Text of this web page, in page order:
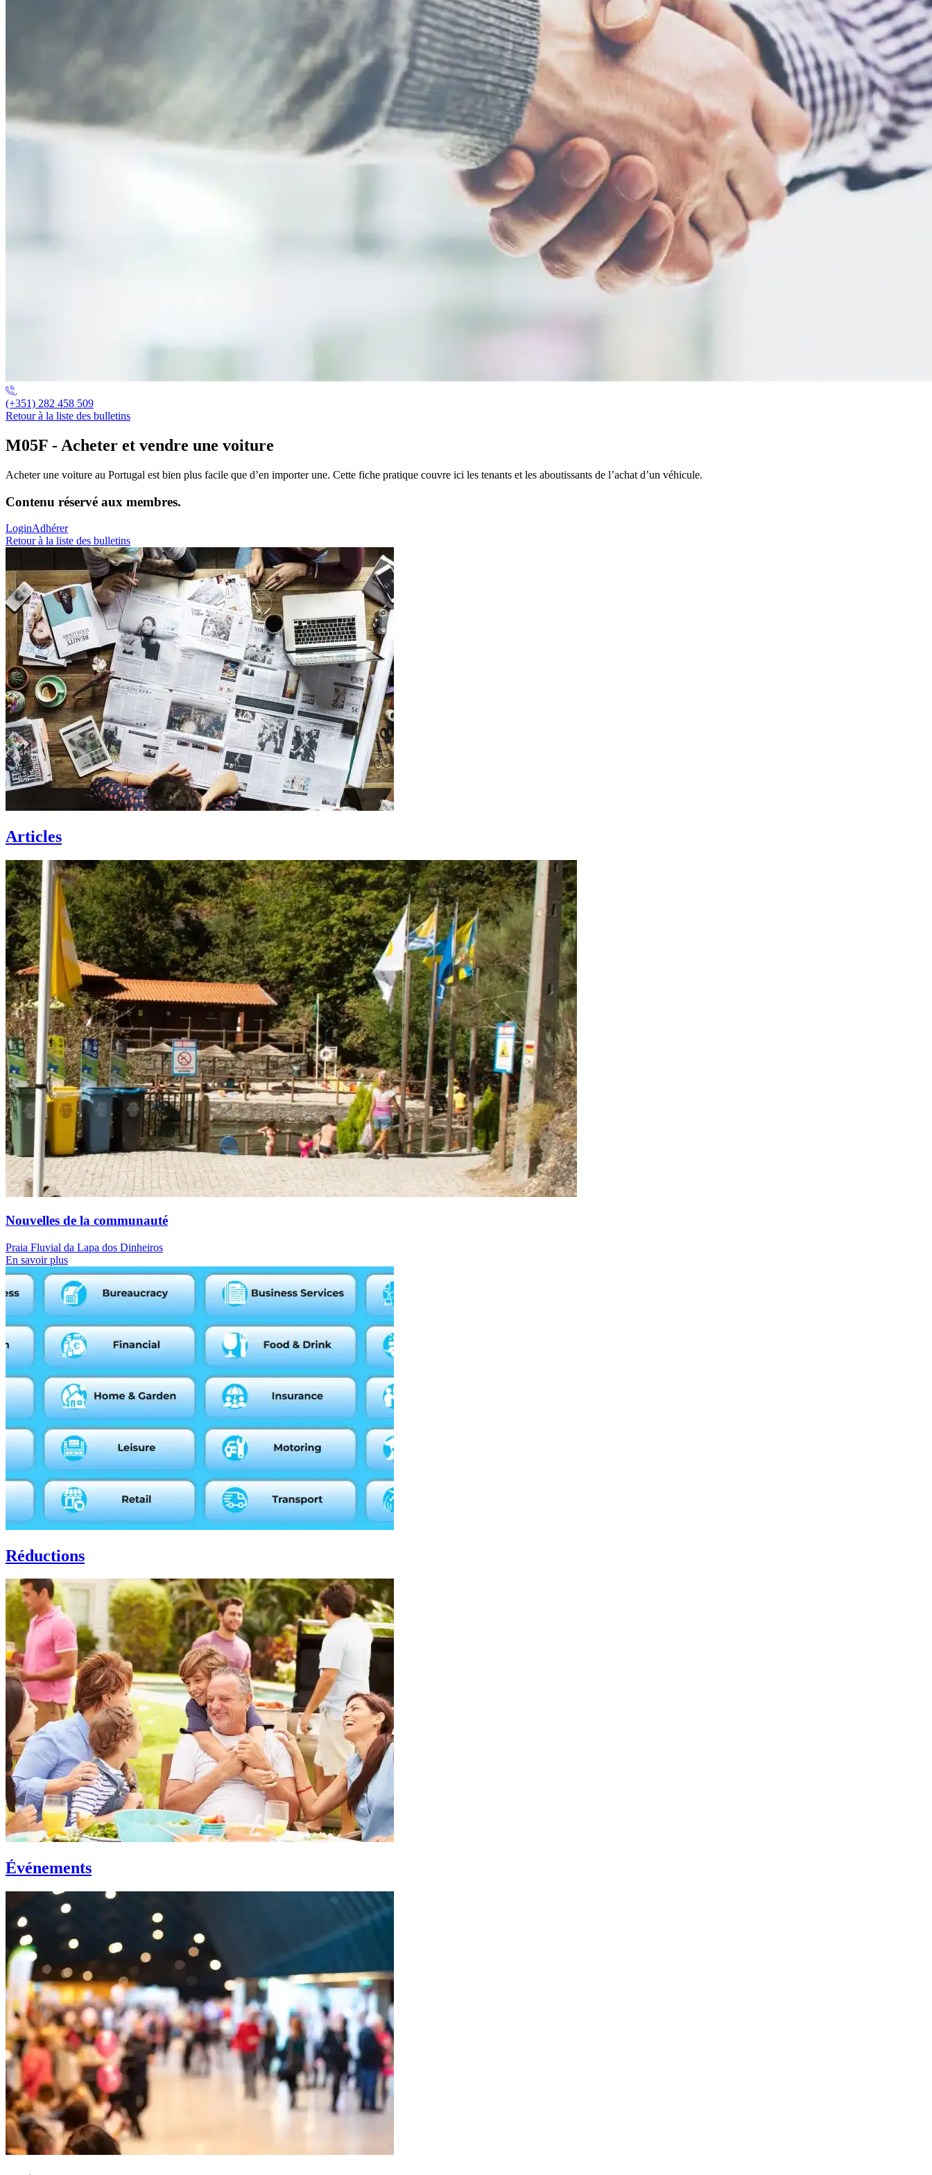
(+351) 282 458 509
Retour à la liste des bulletins
M05F - Acheter et vendre une voiture
Acheter une voiture au Portugal est bien plus facile que d’en importer une. Cette fiche pratique couvre ici les tenants et les aboutissants de l’achat d’un véhicule.
Contenu réservé aux membres.
LoginAdhérer
Retour à la liste des bulletins
Articles
Nouvelles de la communauté
Praia Fluvial da Lapa dos Dinheiros
En savoir plus
Réductions
Événements